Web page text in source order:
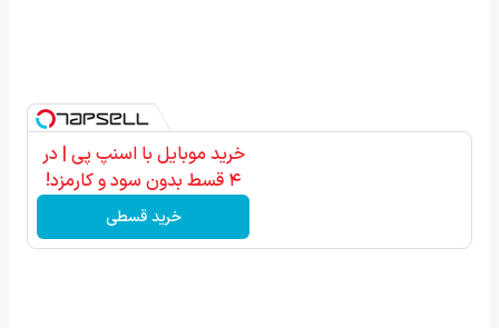
خرید موبایل با اسنپ پی | در
۴ قسط بدون سود و کارمزد!
خرید قسطی